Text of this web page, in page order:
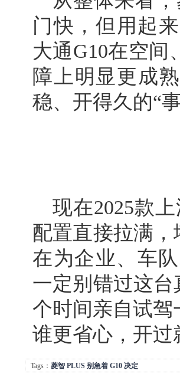
门快，但用起
大通G10在空间
障上明显更成
稳、开得久的“
现在2025款
配置直接拉满，
在为企业、车
一定别错过这台
个时间亲自试
谁更省心，开过
Tags： 菱智 PLUS 别急着 G10 决定